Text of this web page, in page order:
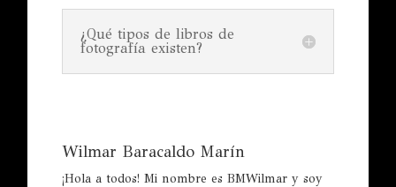
¿Qué tipos de libros de
fotografía existen?
Wilmar Baracaldo Marín
¡Hola a todos! Mi nombre es BMWilmar y soy